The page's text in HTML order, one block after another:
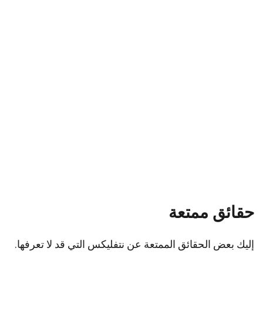
حقائق ممتعة
إليك بعض الحقائق الممتعة عن نتفليكس التي قد لا تعرفها.